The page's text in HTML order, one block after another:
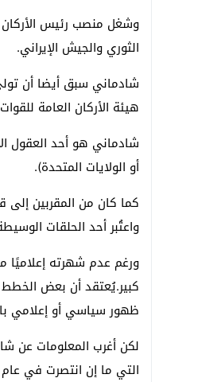
وشغل منصب رئيس الأركان
الثوري والجيش الإيراني.
شادماني سبق أيضا أن
هيئة الأركان العامة
شادماني هو أحد العقول
أو الولايات المتحدة).
كما كان من المقربين إلى
واعتُبر أحد الحلقات
ورغم عدم شهرته
كبير.يُعتقد أن بعض الخطط
ظهور سياسي أو إعلامي
التي ما إن انتصرت في عام 1979 وأطاحت بنظام حكم الشاه، حتى انضم إلى الحرس الثوري.